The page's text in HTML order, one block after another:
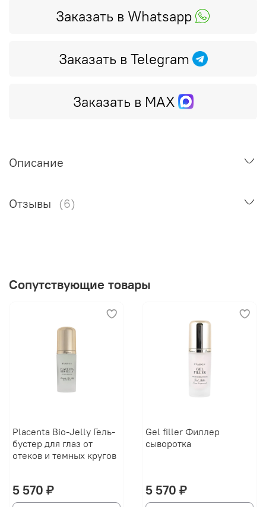
Заказать в Whatsapp
Заказать в Telegram
Заказать в MAX
Описание
Отзывы (6)
Сопутствующие товары
Placenta Bio-Jelly Гель-
бустер для глаз от
отеков и темных кругов
5 570 ₽
Gel filler Филлер
сыворотка
5 570 ₽